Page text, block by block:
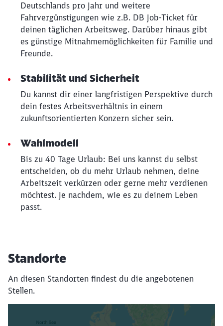
Deutschlands pro Jahr und weitere
Fahrvergünstigungen wie z.B. DB Job-Ticket für
deinen täglichen Arbeitsweg. Darüber hinaus gibt
es günstige Mitnahmemöglichkeiten für Familie und
Freunde.
Stabilität und Sicherheit
Du kannst dir einer langfristigen Perspektive durch
dein festes Arbeitsverhältnis in einem
zukunftsorientierten Konzern sicher sein.
Wahlmodell
Bis zu 40 Tage Urlaub: Bei uns kannst du selbst
entscheiden, ob du mehr Urlaub nehmen, deine
Arbeitszeit verkürzen oder gerne mehr verdienen
möchtest. Je nachdem, wie es zu deinem Leben
passt.
Standorte
An diesen Standorten findest du die angebotenen
Stellen.
Schließen
Möchten Sie zu weitergeleitet
werden?
Abbrechen